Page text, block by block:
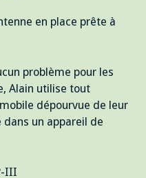
en place prête à
problème pour les
Alain utilise tout
dépourvue de leur
un appareil de